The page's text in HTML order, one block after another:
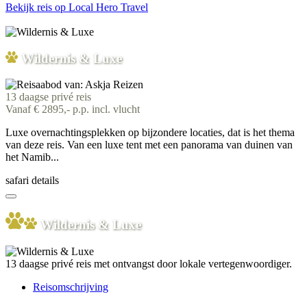
Bekijk reis op Local Hero Travel
Wildernis & Luxe
13 daagse privé reis
Vanaf € 2895,- p.p. incl. vlucht
Luxe overnachtingsplekken op bijzondere locaties, dat is het thema
van deze reis. Van een luxe tent met een panorama van duinen van
het Namib...
safari details
Wildernis & Luxe
13 daagse privé reis met ontvangst door lokale vertegenwoordiger.
Reisomschrijving